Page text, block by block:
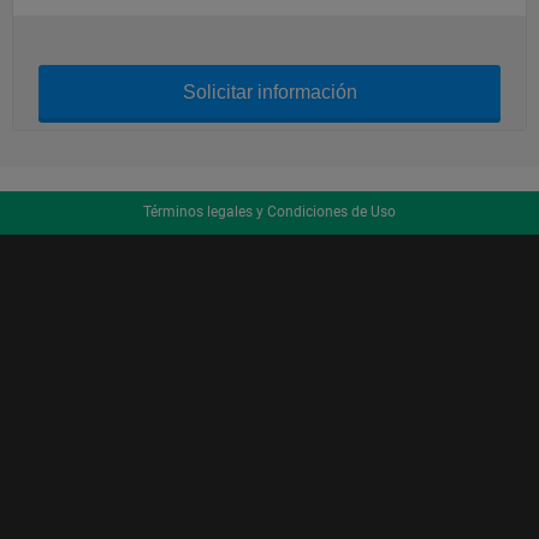
Solicitar información
Términos legales y Condiciones de Uso